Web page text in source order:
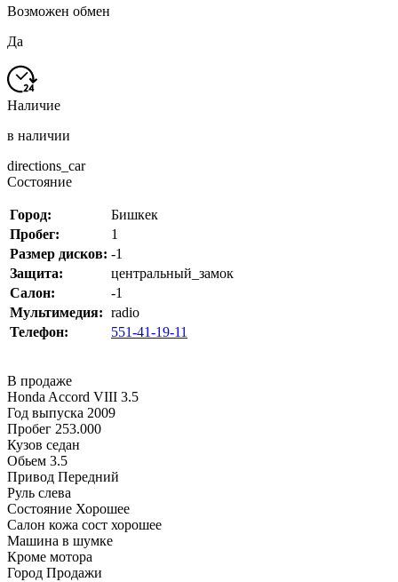
Возможен обмен
Да
Наличие
в наличии
directions_car
Состояние
Город:
Бишкек
Пробег:
1
Размер дисков: -1
Защита:
центральный_замок
Салон:
-1
Мультимедия: radio
Телефон:
551-41-19-11
В продаже
Honda Accord VIII 3.5
Год выпуска 2009
Пробег 253.000
Кузов седан
Обьем 3.5
Привод Передний
Руль слева
Состояние Хорошее
Салон кожа сост хорошее
Машина в шумке
Кроме мотора
Город Продажи